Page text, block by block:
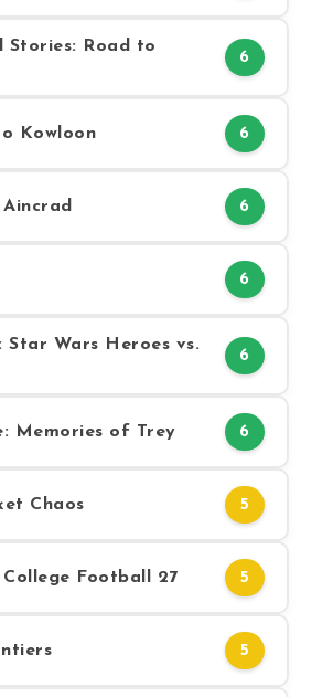
Stories: Road to
6
Kowloon 6
6
6
Star Wars Heroes vs.
6
Memories of Trey 6
Chaos 5
College Football 27 5
5